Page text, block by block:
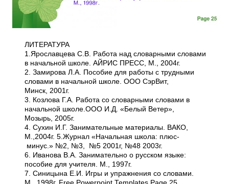
ЛИТЕРАТУРА
1.Ярославцева С.В. Работа над словарными словами
в начальной школе. АЙРИС ПРЕСС, М., 2004г.
2. Замирова Л.А. Пособие для работы с трудными
словами в начальной школе. ООО Сэр­Вит,
Минск, 2001г.
3. Козлова Г.А. Работа со словарными словами в
начальной школе.ООО И.Д. «Белый Ветер»,
Мозырь, 2005г.
4. Сухин И.Г. Занимательные материалы. ВАКО,
М.,2004г. 5.Журнал «Начальная школа: плюс­
минус.» №2, №3, №5­ 2001г, №4­8 2003г.
6. Иванова В.А. Занимательно о русском языке:
пособие для учителя. М., 1997г.
7. Синицына Е.И. Игры и упражнения со словами.